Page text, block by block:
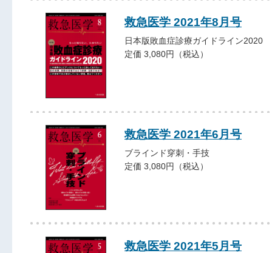
救急医学 2021年8月号
日本版敗血症診療ガイドライン2020
定価 3,080円（税込）
救急医学 2021年6月号
ブラインド穿刺・手技
定価 3,080円（税込）
救急医学 2021年5月号